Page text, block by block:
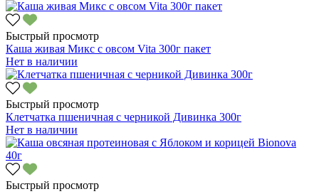
Быстрый просмотр
Каша живая Микс с овсом Vita 300г пакет
Нет в наличии
Быстрый просмотр
Клетчатка пшеничная с черникой Дивинка 300г
Нет в наличии
Быстрый просмотр